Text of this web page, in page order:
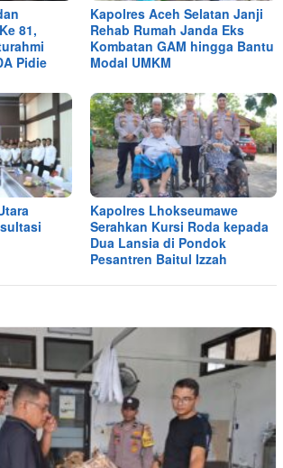
81,
Pidie
Kapolres Aceh Selatan Janji
Rehab Rumah Janda Eks
Kombatan GAM hingga Bantu
Modal UMKM
Kapolres Lhokseumawe
Serahkan Kursi Roda kepada
Dua Lansia di Pondok
Pesantren Baitul Izzah